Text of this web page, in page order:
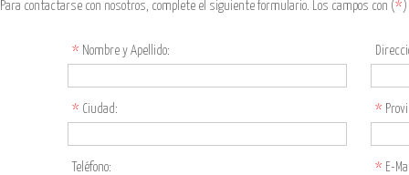
Para contactarse con nosotros, complete el siguiente formulario. Los campos con (*
* Nombre y Apellido:
* Ciudad:
Teléfono:
*
* E-